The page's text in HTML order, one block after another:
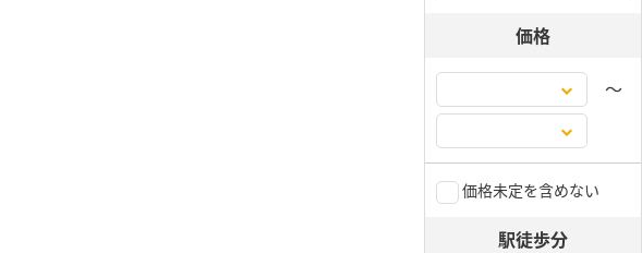
価格
〜
価格未定を含めない
駅徒歩分